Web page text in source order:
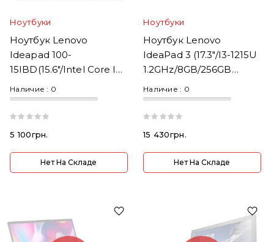
Ноутбуки
Ноутбук Lenovo
Ideapad 100-
15IBD(15.6"/Intel Core I3-
5th Gen/RAM
8GB/SSD240GB)
Наличие : 0
5 100грн.
Нет На Складе
Ноутбуки
Ноутбук Lenovo
IdeaPad 3 (17.3"/i3-1215U
1.2GHz/8GB/256GB
SSD/HD+/Intel Graphics)
Наличие : 0
15 430грн.
Нет На Складе